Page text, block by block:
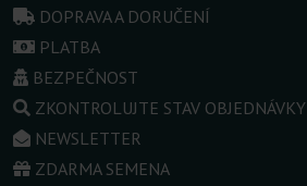
DOPRAVA A DORUČENÍ
PLATBA
BEZPEČNOST
ZKONTROLUJTE STAV OBJEDNÁVKY
NEWSLETTER
ZDARMA SEMENA